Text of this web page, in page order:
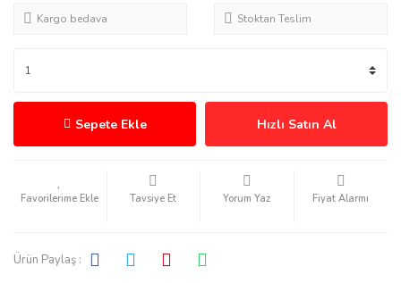
Kargo bedava Stoktan Teslim
Sepete Ekle Hızlı Satın Al
Tavsiye Et Yorum Yaz Fiyat Alarmı
Ürün Paylaş :